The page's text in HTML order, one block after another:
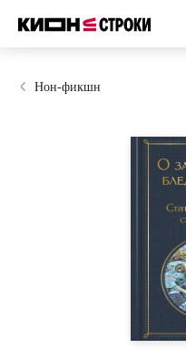
Нон-фикшн